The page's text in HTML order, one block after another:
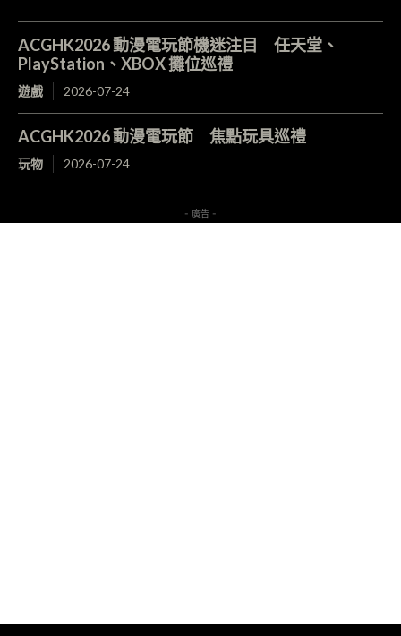
ACGHK2026 動漫電玩節機迷注目 任天堂、
PlayStation、XBOX 攤位巡禮
遊戲 2026-07-24
ACGHK2026 動漫電玩節 焦點玩具巡禮
玩物 2026-07-24
- 廣告 -